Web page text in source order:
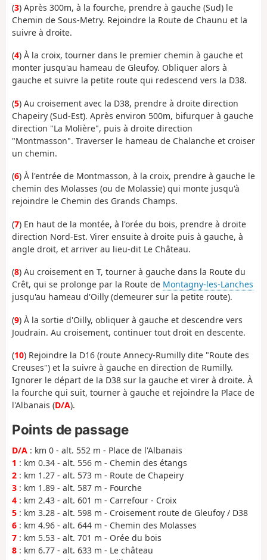
(3) Après 300m, à la fourche, prendre à gauche (Sud) le
Chemin de Sous-Metry. Rejoindre la Route de Chaunu et la
suivre à droite.
(4) À la croix, tourner dans le premier chemin à gauche et
monter jusqu'au hameau de Gleufoy. Obliquer alors à
gauche et suivre la petite route qui redescend vers la D38.
(5) Au croisement avec la D38, prendre à droite direction
Chapeiry (Sud-Est). Après environ 500m, bifurquer à gauche
direction "La Molière", puis à droite direction
"Montmasson". Traverser le hameau de Chalanche et croiser
un chemin.
(6) À l'entrée de Montmasson, à la croix, prendre à gauche le
chemin des Molasses (ou de Molassie) qui monte jusqu'à
rejoindre le Chemin des Grands Champs.
(7) En haut de la montée, à l'orée du bois, prendre à droite
direction Nord-Est. Virer ensuite à droite puis à gauche, à
angle droit, et arriver au lieu-dit Le Château.
(8) Au croisement en T, tourner à gauche dans la Route du
Crêt, qui se prolonge par la Route de Montagny-les-Lanches
jusqu'au hameau d'Oilly (demeurer sur la petite route).
(9) À la sortie d'Oilly, obliquer à gauche et descendre vers
Joudrain. Au croisement, continuer tout droit en descente.
(10) Rejoindre la D16 (route Annecy-Rumilly dite "Route des
Creuses") et la suivre à gauche en direction de Rumilly.
Ignorer le départ de la D38 sur la gauche et virer à droite. À
la fourche qui suit, tourner à gauche et rejoindre la Place de
l'Albanais (D/A).
Points de passage
D/A : km 0 - alt. 552 m - Place de l'Albanais
1 : km 0.34 - alt. 556 m - Chemin des étangs
2 : km 1.27 - alt. 573 m - Route de Chapeiry
3 : km 1.89 - alt. 587 m - Fourche
4 : km 2.43 - alt. 601 m - Carrefour - Croix
5 : km 3.28 - alt. 598 m - Croisement route de Gleufoy / D38
6 : km 4.96 - alt. 644 m - Chemin des Molasses
7 : km 5.53 - alt. 701 m - Orée du bois
8 : km 6.77 - alt. 633 m - Le château